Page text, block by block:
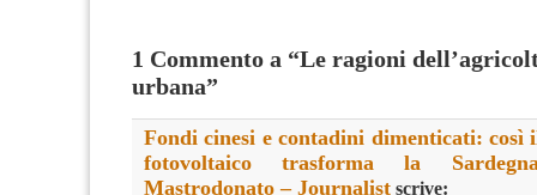
1 Commento a “Le ragioni
urbana”
Fondi cinesi e contadini dimenticati: così
fotovoltaico trasforma la
Mastrodonato – Journalist scrive: